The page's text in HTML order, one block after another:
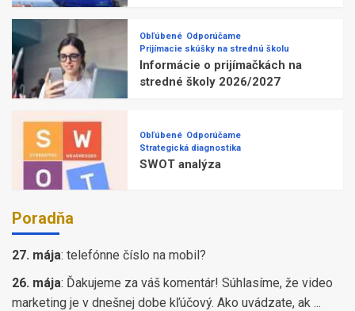
Obľúbené Odporúčame
Prijímacie skúšky na strednú školu
Informácie o prijímačkách na
stredné školy 2026/2027
Obľúbené Odporúčame
Strategická diagnostika
SWOT analýza
Poradňa
27. mája: telefónne číslo na mobil?
26. mája: Ďakujeme za váš komentár! Súhlasíme, že video
marketing je v dnešnej dobe kľúčový. Ako uvádzate, ak ...